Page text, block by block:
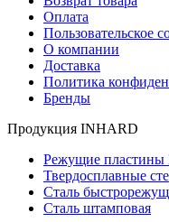
Оплата
Пользовательское
О компании
Доставка
Политика
Бренды
Продукция INHARD
Режущие пластины
Твердосплавные
Сталь
Сталь штамповая